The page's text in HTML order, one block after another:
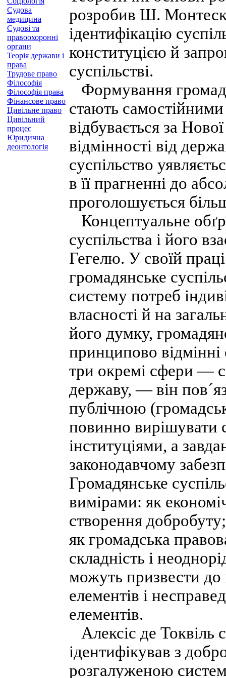
Судова
медицина
Судові та
правоохоронні
органи
Теорія держави і
права
Трудове право
Філософія
Філософія права
Фінансове право
Цивільне право
Цивільний
процес
Юридична
деонтологія
розробив Ш.
ідентифікацію
конституцією й
суспільстві.
Формування
стають
відбувається за
відмінності від
суспільство
в її прагненні до
проголошується
Концептуальне
суспільства і його
Гегелю. У своїй
громадянське
систему потреб
власності й на
його думку,
принципово відмінні
три окремі сфери —
державу, — він
публічною
повинно вирішувати
інституціями, а
законодавчому
Громадянське
вимірами: як
створення
як громадська
складність і
можуть призвести до
елементів і
елементів.
Алексіс де Токвіль
ідентифікував з
розгалуженою